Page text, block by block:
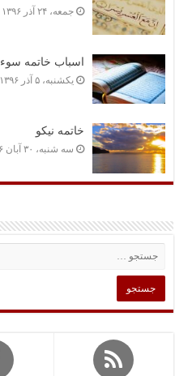
جمعه، ۲۴ آذر ۱۳۹۶
اسباب خاتمه سوء
یکشنبه، ۵ آذر ۱۳۹۶
خاتمه نیکو
سه شنبه، ۳۰ آبان ۱۳۹۶